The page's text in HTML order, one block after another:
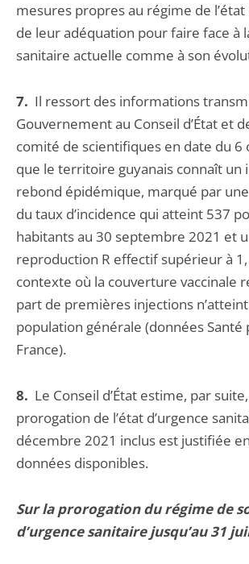
mesures propres au régime de l’état
de leur adéquation pour faire face à
sanitaire actuelle comme à son
7. Il ressort des informations
Gouvernement au Conseil d’État et
comité de scientifiques en date du 6
que le territoire guyanais connaît un
rebond épidémique, marqué par
du taux d’incidence qui atteint 537
habitants au 30 septembre 2021 et
reproduction R effectif supérieur à
contexte où la couverture vaccinale
part de premières injections
population générale (données Santé
France).
8. Le Conseil d’État estime, par
prorogation de l’état d’urgence
décembre 2021 inclus est justifiée
données disponibles.
Sur la prorogation du régime de
d’urgence sanitaire jusqu’au 31